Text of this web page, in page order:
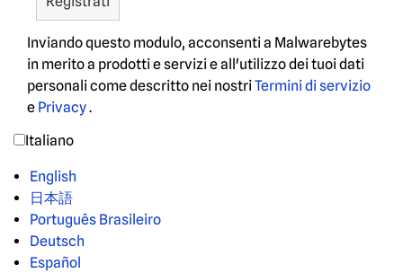
Inviando questo modulo, acconsenti a Malwarebytes
in merito a prodotti e servizi e all'utilizzo dei tuoi dati
personali come descritto nei nostriTermini di servizio
e Privacy.
Italiano
English
日本語
Português Brasileiro
Deutsch
Español